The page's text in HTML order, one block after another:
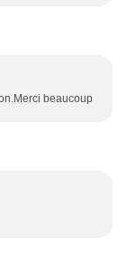
beaucoup